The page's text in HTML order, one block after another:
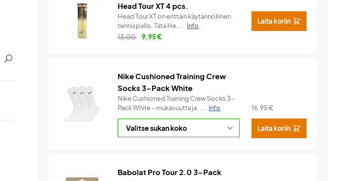
Head Tour XT 4 pcs.
Head Tour XT on erittäin käytännöllinen
tennispallo. Tätä He...
Info
13,00
9,95€
Laita koriin
Nike Cushioned Training Crew
Socks 3-Pack White
Nike Cushioned Training Crew Socks 3-
Pack White – mukavuutta ja ...
Info 16,95€
Laita koriin
Babolat Pro Tour 2.0 3-Pack